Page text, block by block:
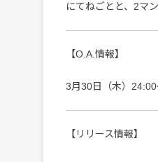
にてねごとと、2マ
【O.A.情報】
3月30日（木）
【リリース情報】